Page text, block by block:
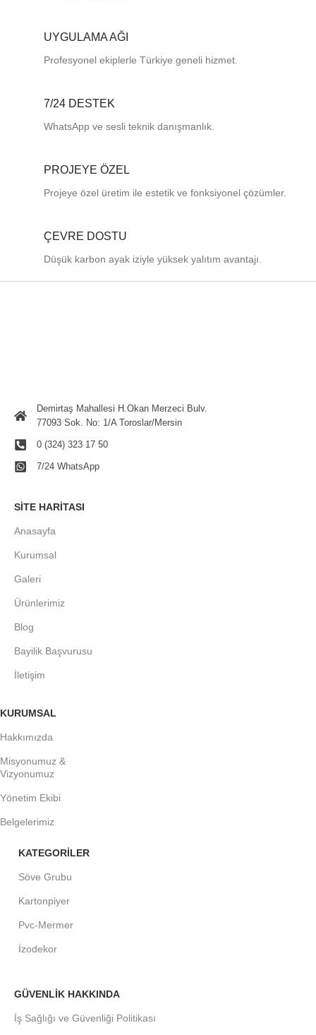
UYGULAMA AĞI
Profesyonel ekiplerle Türkiye geneli hizmet.
7/24 DESTEK
WhatsApp ve sesli teknik danışmanlık.
PROJEYE ÖZEL
Projeye özel üretim ile estetik ve fonksiyonel çözümler.
ÇEVRE DOSTU
Düşük karbon ayak iziyle yüksek yalıtım avantajı.
Demirtaş Mahallesi H.Okan Merzeci Bulv.
77093 Sok. No: 1/A Toroslar/Mersin
0 (324) 323 17 50
7/24 WhatsApp
SITE HARITASI
Anasayfa
Kurumsal
Galeri
Ürünlerimiz
Blog
Bayilik Başvurusu
İletişim
KURUMSAL
Hakkımızda
Misyonumuz &
Vizyonumuz
Yönetim Ekibi
Belgelerimiz
KATEGORİLER
Söve Grubu
Kartonpiyer
Pvc-Mermer
İzodekor
GÜVENLİK HAKKINDA
İş Sağlığı ve Güvenliği Politikası